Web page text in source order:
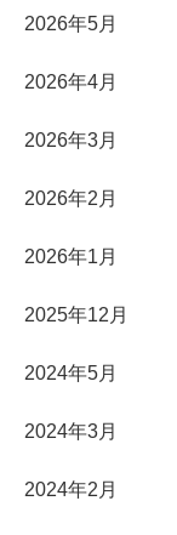
2026年5月
2026年4月
2026年3月
2026年2月
2026年1月
2025年12月
2024年5月
2024年3月
2024年2月